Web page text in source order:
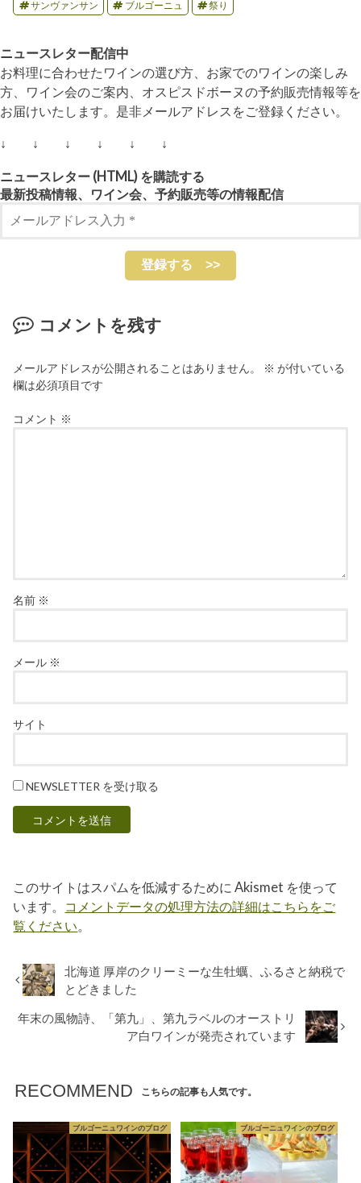
サンヴァンサン ブルゴーニュ 祭り
ニュースレター配信中
お料理に合わせたワインの選び方、お家でのワインの楽しみ
方、ワイン会のご案内、オスピスドボーヌの予約販売情報等を
お届けいたします。是非メールアドレスをご登録ください。
↓ ↓ ↓ ↓ ↓ ↓
ニュースレター (HTML) を購読する
最新投稿情報、ワイン会、予約販売等の情報配信
コメントを残す
メールアドレスが公開されることはありません。 ※ が付いている
欄は必須項目です
コメント ※
名前 ※
メール ※
サイト
NEWSLETTER を受け取る
このサイトはスパムを低減するために Akismet を使って
います。 コメントデータの処理方法の詳細はこちらをご
覧ください。
北海道 厚岸のクリーミーな生牡蠣、ふるさと納税で
とどきました
年末の風物詩、「第九」、第九ラベルのオーストリ
ア白ワインが発売されています
RECOMMEND こちらの記事も人気です。
ブルゴーニュワインのブログ ブルゴーニュワインのブログ